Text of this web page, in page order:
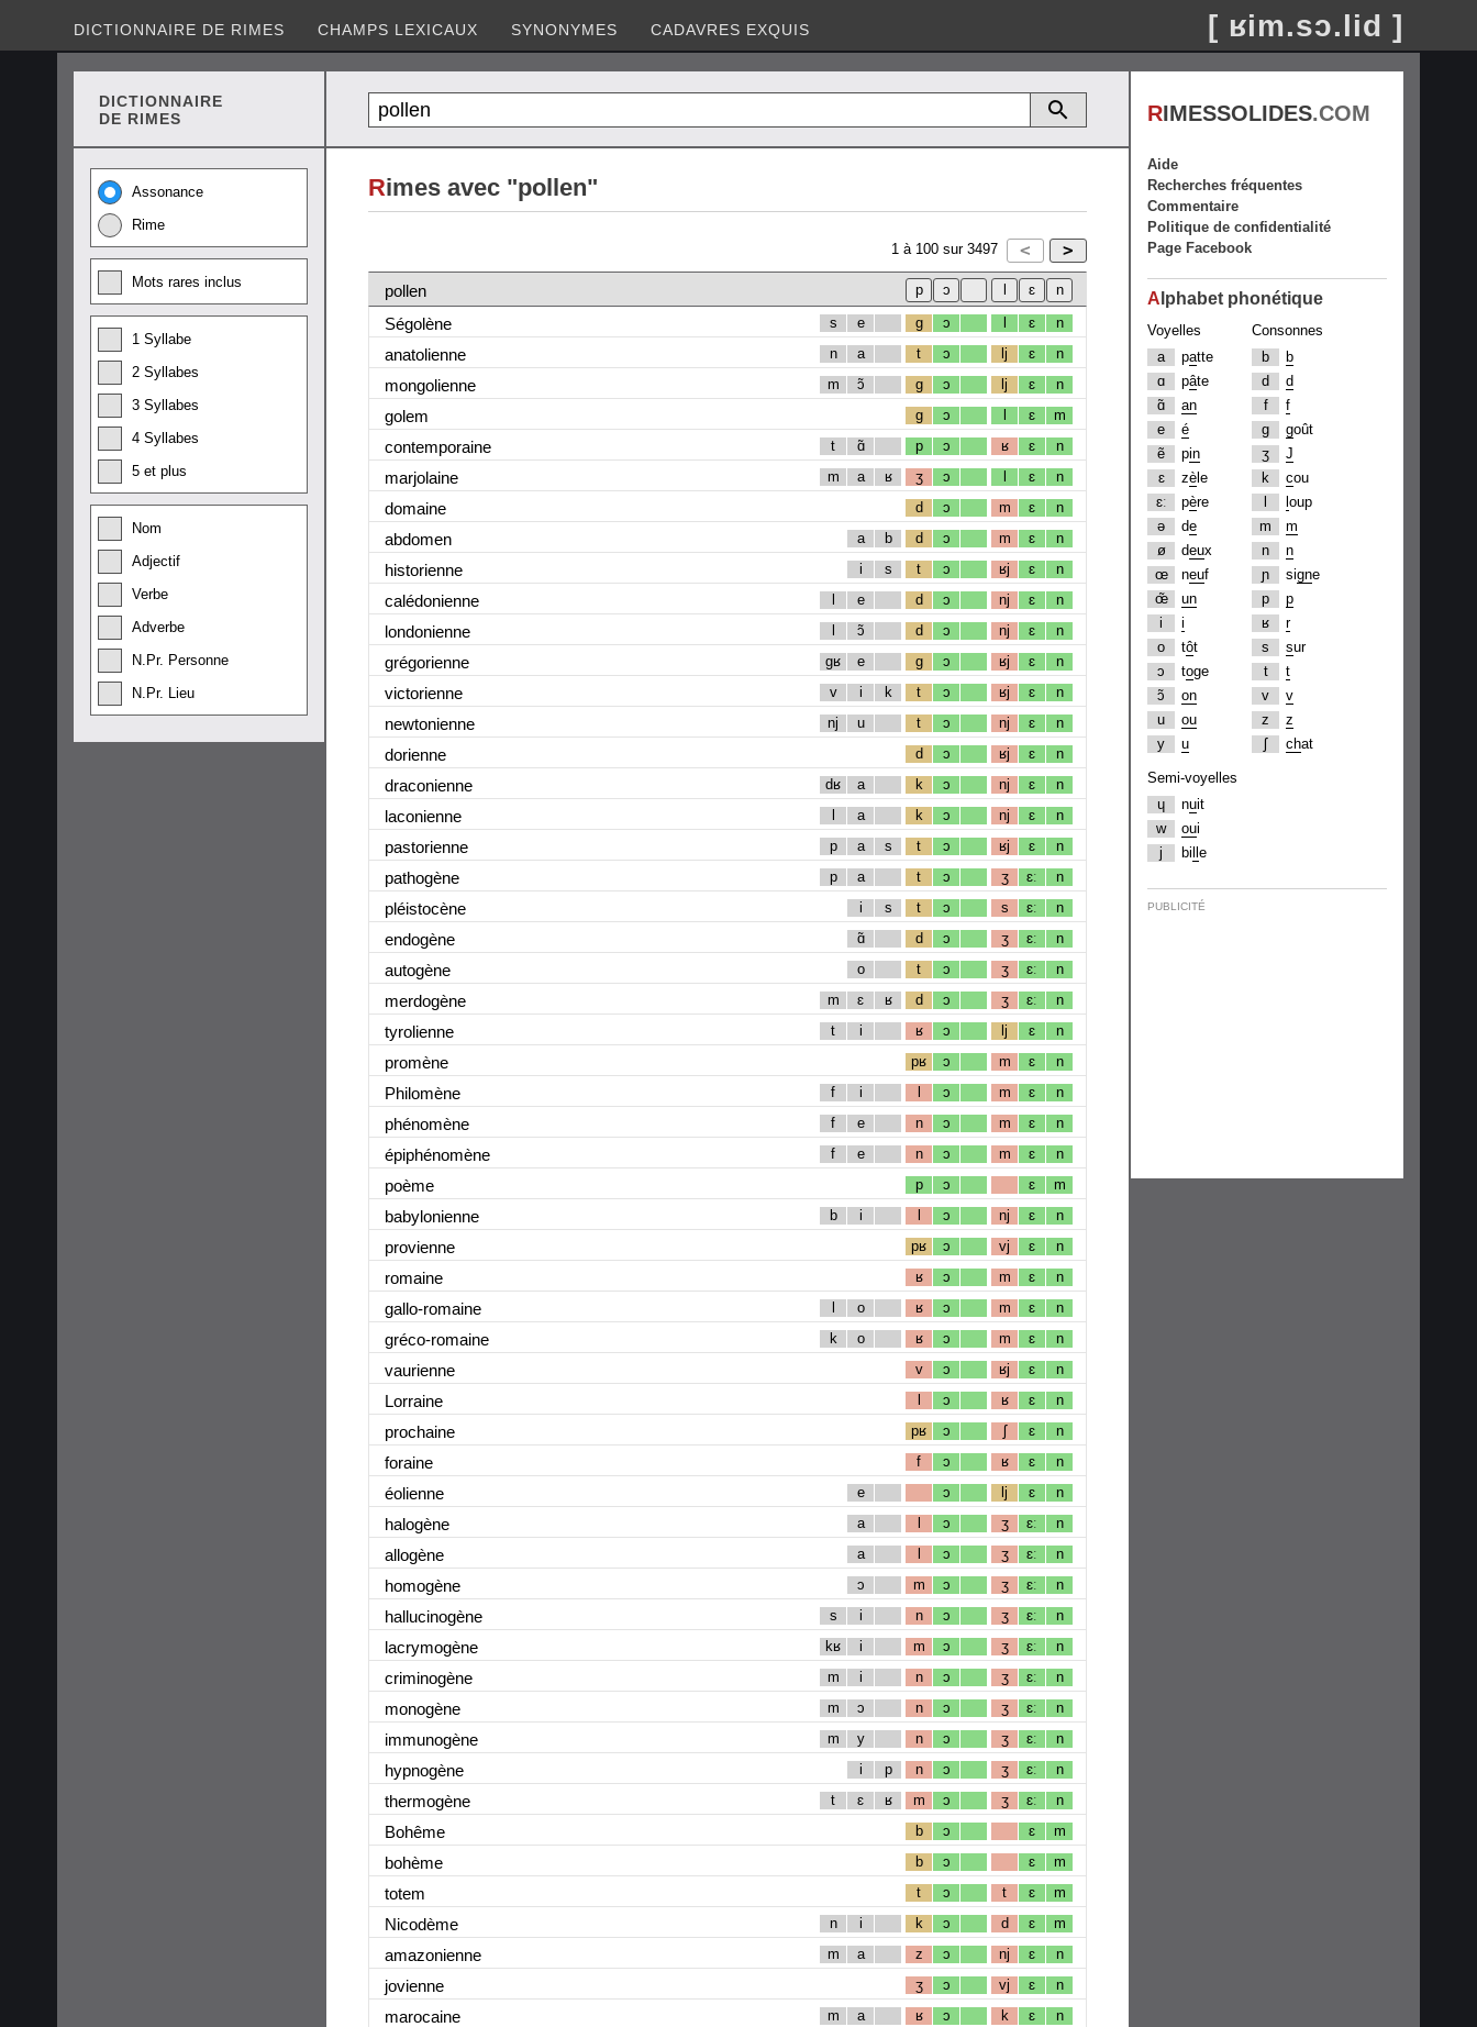
DICTIONNAIRE DE RIMES CHAMPS LEXICAUX SYNONYMES CADAVRES EXQUIS [ ʁim.sɔ.lid ]
DICTIONNAIRE
DE RIMES
Assonance
Rime
Mots rares inclus
1 Syllabe
2 Syllabes
3 Syllabes
4 Syllabes
5 et plus
Nom
Adjectif
Verbe
Adverbe
N.Pr. Personne
N.Pr. Lieu
Rimes avec "pollen"
1 à 100 sur 3497
pollen
Ségolène
s e g ɔ l ɛ n
anatolienne n a t ɔ lj ɛ n
mongolienne m ɔ̃ g ɔ lj ɛ n
golem g ɔ l ɛ m
contemporaine t ɑ̃ p ɔ ʁ ɛ n
marjolaine m a ʁ ʒ ɔ l ɛ n
domaine d ɔ m ɛ n
abdomen a b d ɔ m ɛ n
historienne i s t ɔ ʁj ɛ n
calédonienne l e d ɔ nj ɛ n
londonienne l ɔ̃ d ɔ nj ɛ n
grégorienne gʁ e g ɔ ʁj ɛ n
victorienne v i k t ɔ ʁj ɛ n
newtonienne nj u t ɔ nj ɛ n
dorienne d ɔ ʁj ɛ n
draconienne dʁ a k ɔ nj ɛ n
laconienne l a k ɔ nj ɛ n
pastorienne p a s t ɔ ʁj ɛ n
pathogène p a t ɔ ʒ ɛː n
pléistocène i s t ɔ s ɛː n
endogène ɑ̃ d ɔ ʒ ɛː n
autogène o t ɔ ʒ ɛː n
merdogène m ɛ ʁ d ɔ ʒ ɛː n
tyrolienne t i ʁ ɔ lj ɛ n
promène pʁ ɔ m ɛ n
Philomène f i l ɔ m ɛ n
phénomène f e n ɔ m ɛ n
épiphénomène f e n ɔ m ɛ n
poème p ɔ ɛ m
babylonienne b i l ɔ nj ɛ n
provienne pʁ ɔ vj ɛ n
romaine ʁ ɔ m ɛ n
gallo-romaine l o ʁ ɔ m ɛ n
gréco-romaine k o ʁ ɔ m ɛ n
vaurienne v ɔ ʁj ɛ n
Lorraine l ɔ ʁ ɛ n
prochaine pʁ ɔ ʃ ɛ n
foraine f ɔ ʁ ɛ n
éolienne e ɔ lj ɛ n
halogène a l ɔ ʒ ɛː n
allogène a l ɔ ʒ ɛː n
homogène ɔ m ɔ ʒ ɛː n
hallucinogène s i n ɔ ʒ ɛː n
lacrymogène kʁ i m ɔ ʒ ɛː n
criminogène m i n ɔ ʒ ɛː n
monogène m ɔ n ɔ ʒ ɛː n
immunogène m y n ɔ ʒ ɛː n
hypnogène i p n ɔ ʒ ɛː n
thermogène t ɛ ʁ m ɔ ʒ ɛː n
Bohême b ɔ ɛ m
bohème b ɔ ɛ m
totem t ɔ t ɛ m
Nicodème n i k ɔ d ɛ m
amazonienne m a z ɔ nj ɛ n
jovienne ʒ ɔ vj ɛ n
marocaine m a ʁ ɔ k ɛ n
RIMESSOLIDES.COM
Aide
Recherches fréquentes
Commentaire
Politique de confidentialité
Page Facebook
A lphabet phonétique
Voyelles
a
patte
ɑ
pâte
ɑ̃
an
e
é
ẽ
pin
ɛ
zè le
ɛː
père
ə
de
ø
deux
œ
neuf
œ̃
un
i
i
o
tôt
ɔ
toge
ɔ̃
on
u
ou
y
u
Consonnes
b
b
d
d
f
f
g
goût
ʒ
J
k
cou
oup
m
m
n
n
ɲ
signe
p
p
ʁ
r
s
sur
t
t
v
v
z
z
ʃ
chat
Semi-voyelles
ɥ
nuit
w
oui
j
bi e
PUBLICITÉ